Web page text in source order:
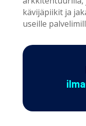
kävijäpiikit ja
useille